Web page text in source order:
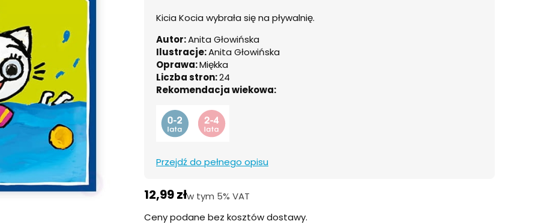
Kicia Kocia wybrała się na pływalnię.
Autor:Anita Głowińska
Ilustracje:Anita Głowińska
Oprawa:Miękka
Liczba stron:24
Rekomendacja wiekowa:
Przejdź do pełnego opisu
Cena
12,99 złw tym 5% VAT
w tym 5% VAT
Ceny podane bez kosztów dostawy.